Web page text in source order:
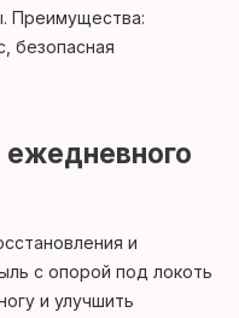
Преимущества:
безопасная
и
с опорой под локоть
и улучшить